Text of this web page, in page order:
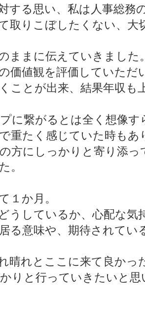
する思い、私は人事総務
て取りこぼしたくない、
ままに伝えていきました
価値観を評価していただ
ことが出来、結果年収も
に繋がるとは全く想像す
重たく感じていた時もあ
方にしっかりと寄り添っ
。
１か月。
うしているか、心配な気
る意味や、期待されて
晴れとここに来て良かっ
りと行っていきたいと思